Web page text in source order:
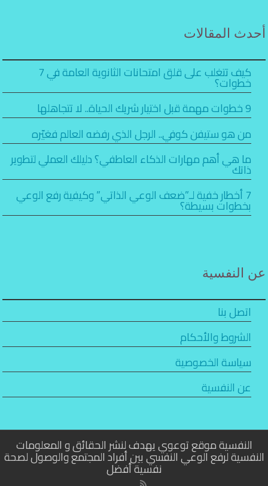
أحدث المقالات
كيف تتغلب على قلق امتحانات الثانوية العامة في 7
خطوات؟
9 خطوات مهمة قبل اختيار شريك الحياة.. لا تتجاهلها
من هو ستيفن كوفي.. الرجل الذي رفضه العالم فغيّره
ما هي أهم مهارات الذكاء العاطفي؟ دليلك العملي لتطوير
ذاتك
7 أخطار خفية لـ”ضعف الوعي الذاتي” وكيفية رفع الوعي
بخطوات بسيطة؟
عن النفسية
اتصل بنا
الشروط والأحكام
سياسة الخصوصية
عن النفسية
النفسية موقع توعوي يهدف لنشر الحقائق و المعلومات
النفسية لرفع الوعي النفسي بين أفراد المجتمع والوصول لصحة
نفسية أفضل